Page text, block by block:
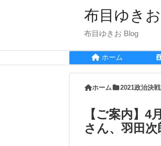
布目ゆき
布目ゆきお Blog
ホーム
ホーム 2021政治決戦
【ご案内】
さん、羽田